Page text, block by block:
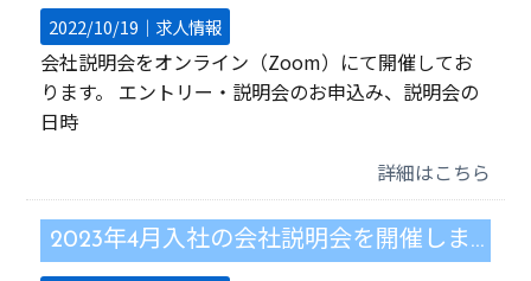
2022/10/19｜ 求人情報
会社説明会をオンライン（Zoom）にて開催してお
ります。 エントリー・説明会のお申込み、説明会の
日時
詳細はこちら
2023年4月入社の会社説明会を開催します